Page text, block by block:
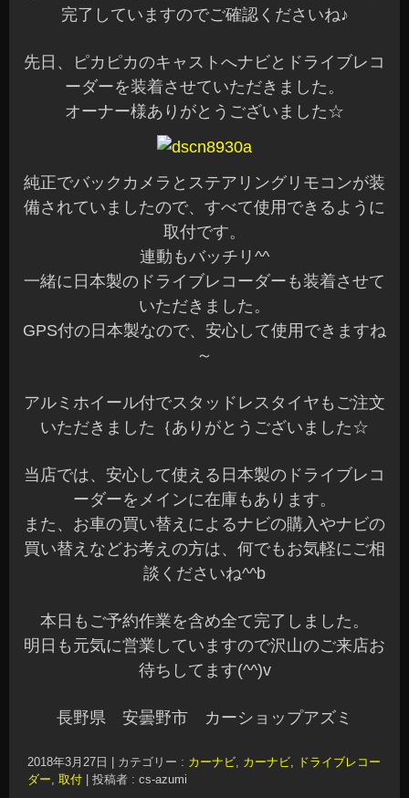
完了していますのでご確認くださいね♪
先日、ピカピカのキャストへナビとドライブレコ
ーダーを装着させていただきました。
オーナー様ありがとうございました☆
純正でバックカメラとステアリングリモコンが装
備されていましたので、すべて使用できるように
取付です。
連動もバッチリ^^
一緒に日本製のドライブレコーダーも装着させて
いただきました。
GPS付の日本製なので、安心して使用できますね
～
アルミホイール付でスタッドレスタイヤもご注文
いただきました｛ありがとうございました☆
当店では、安心して使える日本製のドライブレコ
ーダーをメインに在庫もあります。
また、お車の買い替えによるナビの購入やナビの
買い替えなどお考えの方は、何でもお気軽にご相
談くださいね^^b
本日もご予約作業を含め全て完了しました。
明日も元気に営業していますので沢山のご来店お
待ちしてます(^^)v
長野県 安曇野市 カーショップアズミ
2018年3月27日 カテゴリー : カーナビ, カーナビ, ドライブレコー
ダー, 取付 投稿者 : cs-azumi